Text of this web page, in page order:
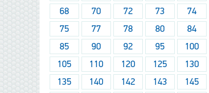
68
70 72 73
74
75
77 78 80
84
85
90 92 95
100
105
110 120 125
130
135
140 142 143
145